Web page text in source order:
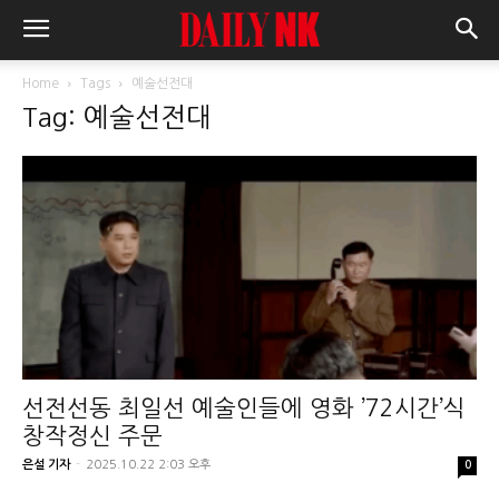
Home Tags 예술선전대
Tag: 예술선전대
선전선동 최일선 예술인들에 영화 ’72시간’식
창작정신 주문
은설 기자 - 2025.10.22 2:03 오후 0